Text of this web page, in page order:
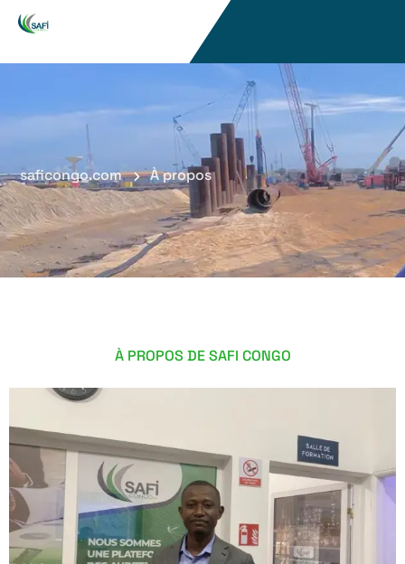
saficongo.com À propos
À PROPOS DE SAFI CONGO